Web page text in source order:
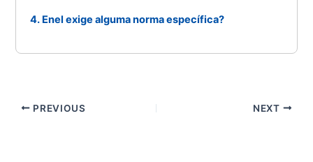
4. Enel exige alguma norma específica?
PREVIOUS NEXT